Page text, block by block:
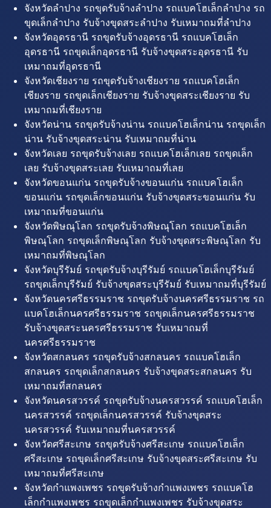
จังหวัดลำปาง รถขุดรับจ้างลำปาง รถแบคโฮเล็กลำปาง รถ
ขุดเล็กลำปาง รับจ้างขุดสระลำปาง รับเหมาถมที่ลำปาง
จังหวัดอุดรธานี รถขุดรับจ้างอุดรธานี รถแบคโฮเล็ก
อุดรธานี รถขุดเล็กอุดรธานี รับจ้างขุดสระอุดรธานี รับ
เหมาถมที่อุดรธานี
จังหวัดเชียงราย รถขุดรับจ้างเชียงราย รถแบคโฮเล็ก
เชียงราย รถขุดเล็กเชียงราย รับจ้างขุดสระเชียงราย รับ
เหมาถมที่เชียงราย
จังหวัดน่าน รถขุดรับจ้างน่าน รถแบคโฮเล็กน่าน รถขุดเล็ก
น่าน รับจ้างขุดสระน่าน รับเหมาถมที่น่าน
จังหวัดเลย รถขุดรับจ้างเลย รถแบคโฮเล็กเลย รถขุดเล็ก
เลย รับจ้างขุดสระเลย รับเหมาถมที่เลย
จังหวัดขอนแก่น รถขุดรับจ้างขอนแก่น รถแบคโฮเล็ก
ขอนแก่น รถขุดเล็กขอนแก่น รับจ้างขุดสระขอนแก่น รับ
เหมาถมที่ขอนแก่น
จังหวัดพิษณุโลก รถขุดรับจ้างพิษณุโลก รถแบคโฮเล็ก
พิษณุโลก รถขุดเล็กพิษณุโลก รับจ้างขุดสระพิษณุโลก รับ
เหมาถมที่พิษณุโลก
จังหวัดบุรีรัมย์ รถขุดรับจ้างบุรีรัมย์ รถแบคโฮเล็กบุรีรัมย์
รถขุดเล็กบุรีรัมย์ รับจ้างขุดสระบุรีรัมย์ รับเหมาถมที่บุรีรัมย์
จังหวัดนครศรีธรรมราช รถขุดรับจ้างนครศรีธรรมราช รถ
แบคโฮเล็กนครศรีธรรมราช รถขุดเล็กนครศรีธรรมราช
รับจ้างขุดสระนครศรีธรรมราช รับเหมาถมที่
นครศรีธรรมราช
จังหวัดสกลนคร รถขุดรับจ้างสกลนคร รถแบคโฮเล็ก
สกลนคร รถขุดเล็กสกลนคร รับจ้างขุดสระสกลนคร รับ
เหมาถมที่สกลนคร
จังหวัดนครสวรรค์ รถขุดรับจ้างนครสวรรค์ รถแบคโฮเล็ก
นครสวรรค์ รถขุดเล็กนครสวรรค์ รับจ้างขุดสระ
นครสวรรค์ รับเหมาถมที่นครสวรรค์
จังหวัดศรีสะเกษ รถขุดรับจ้างศรีสะเกษ รถแบคโฮเล็ก
ศรีสะเกษ รถขุดเล็กศรีสะเกษ รับจ้างขุดสระศรีสะเกษ รับ
เหมาถมที่ศรีสะเกษ
จังหวัดกำแพงเพชร รถขุดรับจ้างกำแพงเพชร รถแบคโฮ
เล็กกำแพงเพชร รถขุดเล็กกำแพงเพชร รับจ้างขุดสระ